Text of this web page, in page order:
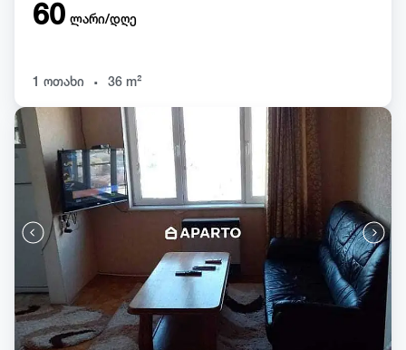
60 ლარი/დღე
1 ოთახი . 36 m²